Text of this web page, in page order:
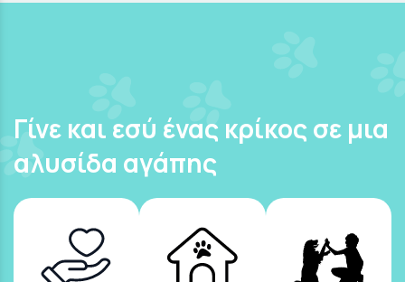
Γίνε και εσύ ένας κρίκος σε μια
αλυσίδα αγάπης